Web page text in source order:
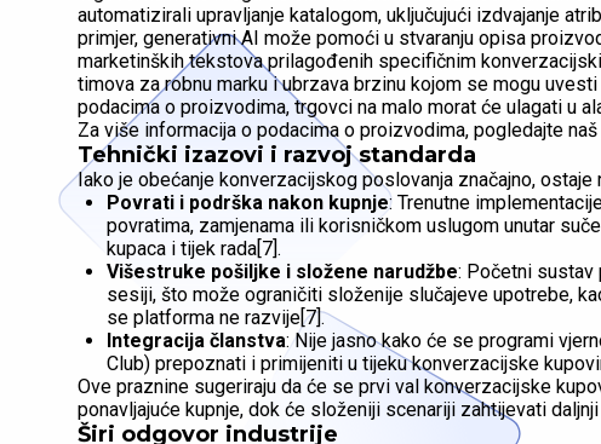
automatizirali upravljanje katalogom, uključujući izdvajanje
primjer, generativni AI može pomoći u stvaranju opisa
marketinških tekstova prilagođenih specifičnim
timova za robnu marku i ubrzava brzinu kojom se mogu
podacima o proizvodima, trgovci na malo morat će ulagati u
Za više informacija o podacima o proizvodima, pogledajte naš
Tehnički izazovi i razvoj standarda
Iako je obećanje konverzacijskog poslovanja značajno,
Povrati i podrška nakon kupnje: Trenutne
povratima, zamjenama ili korisničkom uslugom unutar
kupaca i tijek rada[7].
Višestruke pošiljke i složene narudžbe: Početni sustav
sesiji, što može ograničiti složenije slučajeve upotrebe,
se platforma ne razvije[7].
Integracija članstva: Nije jasno kako će se programi
Club) prepoznati i primijeniti u tijeku konverzacijske
Ove praznine sugeriraju da će se prvi val konverzacijske
ponavljajuće kupnje, dok će složeniji scenariji zahtijevati
Širi odgovor industrije